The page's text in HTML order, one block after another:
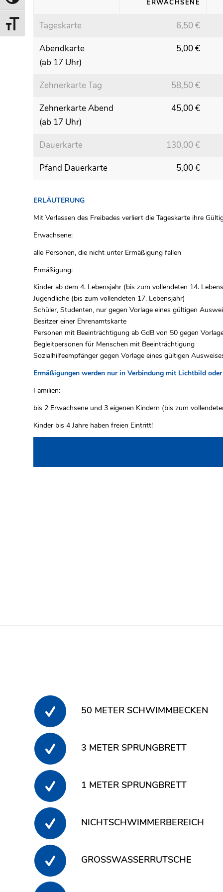
Toggle Font size
ERWACHSENE
Tageskarte 6,50 €
Abendkarte
(ab 17 Uhr)
5,00 €
Zehnerkarte Tag 58,50 €
Zehnerkarte Abend
(ab 17 Uhr)
45,00 €
Dauerkarte 130,00 €
Pfand Dauerkarte
5,00 €
ERLÄUTERUNG
Mit Verlassen des Freibades verliert die Tageskarte ihre
Erwachsene:
alle Personen, die nicht unter Ermäßigung fallen
Ermäßigung:
Kinder ab dem 4. Lebensjahr (bis zum vollendeten 14.
Jugendliche (bis zum vollendeten 17. Lebensjahr)
Schüler, Studenten, nur gegen Vorlage eines gültigen
Besitzer einer Ehrenamtskarte
Personen mit Beeinträchtigung ab GdB von 50 gegen
Begleitpersonen für Menschen mit Beeinträchtigung
Sozialhilfeempfänger gegen Vorlage eines gültigen
Ermäßigungen werden nur in Verbindung mit Lichtbild
Familien:
bis 2 Erwachsene und 3 eigenen Kindern (bis zum
Kinder bis 4 Jahre haben freien Eintritt!
50 METER SCHWIMMBECKEN
3 METER SPRUNGBRETT
1 METER SPRUNGBRETT
NICHTSCHWIMMERBEREICH
GROSSWASSERRUTSCHE